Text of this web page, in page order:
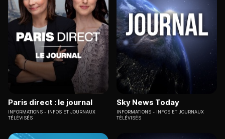
Paris direct : le journal
INFORMATIONS
INFOS ET JOURNAUX
TÉLÉVISÉS
Sky News Today
INFORMATIONS
INFOS ET JOURNAUX
TÉLÉVISÉS